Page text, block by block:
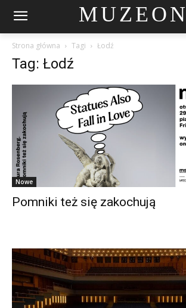
MUZEON
Strona główna Tagi Łodź
Tag: Łodź
Nowe
Pomniki też się zakochują